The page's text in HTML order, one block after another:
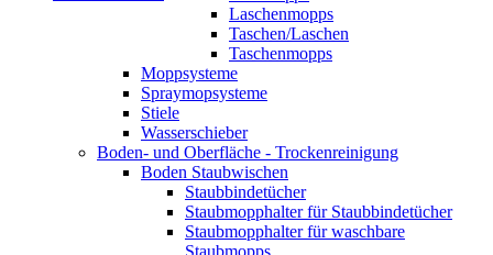
Laschenmopps
Taschen/Laschen
Taschenmopps
Moppsysteme
Spraymopsysteme
Stiele
Wasserschieber
Boden- und Oberfläche - Trockenreinigung
Boden Staubwischen
Staubbindetücher
Staubmopphalter für Staubbindetücher
Staubmopphalter für waschbare
Staubmopps